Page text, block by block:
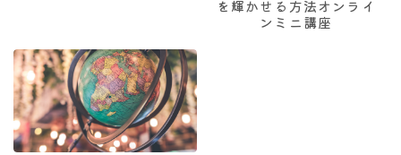
を輝かせる方法オンライ
ンミニ講座